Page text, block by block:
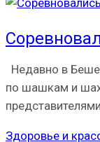
Недавно в
по шашкам и
представителями
Здоровье и